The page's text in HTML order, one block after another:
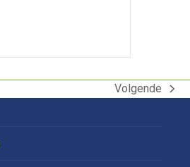
next
Volgende